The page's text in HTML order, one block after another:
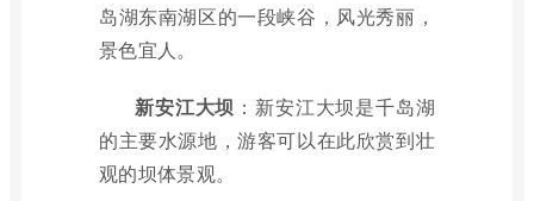
岛湖东南湖区的一段峡谷，风光秀丽，
景色宜人。
新安江大坝 ：新安江大坝是千岛湖
的主要水源地，游客可以在此欣赏到壮
观的坝体景观。